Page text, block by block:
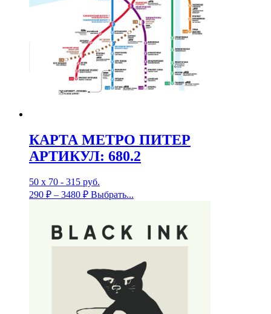
КАРТА МЕТРО ПИТЕР
АРТИКУЛ: 680.2
50 х 70 - 315 руб.
290 ₽ – 3480 ₽ Выбрать...